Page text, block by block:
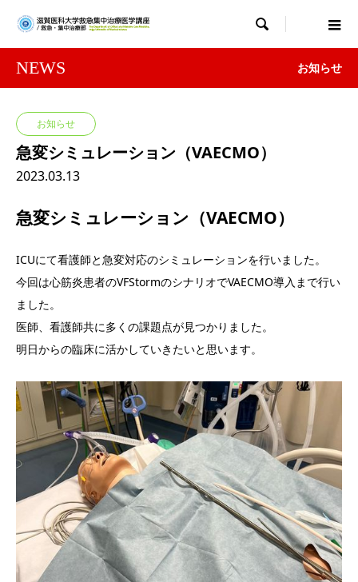

NEWS お知らせ
お知らせ
急変シミュレーション（VAECMO）
2023.03.13
急変シミュレーション（VAECMO）
ICUにて看護師と急変対応のシミュレーションを行いました。
今回は心筋炎患者のVFStormのシナリオでVAECMO導入まで行い
ました。
医師、看護師共に多くの課題点が見つかりました。
明日からの臨床に活かしていきたいと思います。